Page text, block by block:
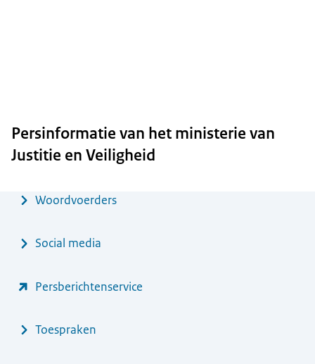
Persinformatie van het ministerie van
Justitie en Veiligheid
MenuWoordvoerders
Social media
Persberichtenservice
Toespraken